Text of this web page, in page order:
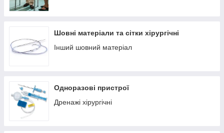
Шовні матеріали та сітки хірургічні
Інший шовний матеріал
Одноразові пристрої
Дренажі хірургічні